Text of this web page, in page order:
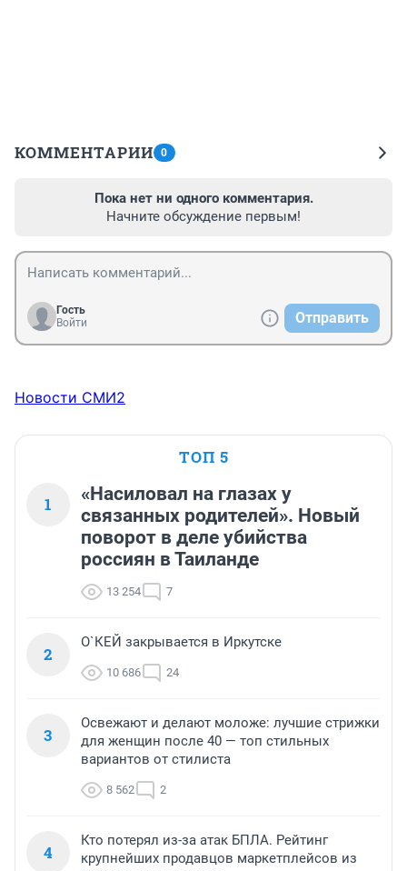
КОММЕНТАРИИ 0
Пока нет ни одного комментария.
Начните обсуждение первым!
Гость
Войти
Отправить
Новости СМИ2
ТОП 5
1
«Насиловал на глазах у
связанных родителей». Новый
поворот в деле убийства
россиян в Таиланде
13 254 7
2
О`КЕЙ закрывается в Иркутске
10 686 24
3
Освежают и делают моложе: лучшие стрижки
для женщин после 40 — топ стильных
вариантов от стилиста
8 562 2
4
Кто потерял из-за атак БПЛА. Рейтинг
крупнейших продавцов маркетплейсов из